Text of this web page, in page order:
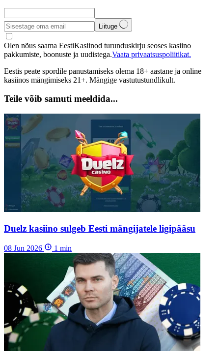
Liituge
Olen nõus saama EestiKasiinod turunduskirju seoses kasiino
pakkumiste, boonuste ja uudistega.Vaata privaatsuspoliitikat.
Eestis peate spordile panustamiseks olema 18+ aastane ja online
kasiinos mängimiseks 21+. Mängige vastutustundlikult.
Teile võib samuti meeldida...
Duelz kasiino sulgeb Eesti mängijatele ligipääsu
08 Jun 2026 1 min